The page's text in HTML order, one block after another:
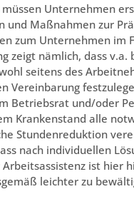
Unternehmen
und Maßnahmen zur
zum Unternehmen im
nämlich, dass v.a.
seitens des
Vereinbarung
Betriebsrat und/oder
Krankenstand alle
Stundenreduktion
nach individuellen
ist hier
leichter zu